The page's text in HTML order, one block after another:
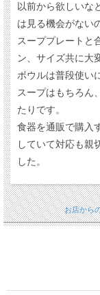
以前から欲しいな
は見る機会がない
スーププレートと
ン、サイズ共に大
ボウルは普段使い
スープはもちろん
たりです。
食器を通販で購入
していて対応も親
した。
お店から